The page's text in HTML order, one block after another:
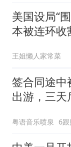
美国设局“
本被连环收
王姐懒人家常菜
签合同途中
出游，三天
粤语音乐喷泉 6